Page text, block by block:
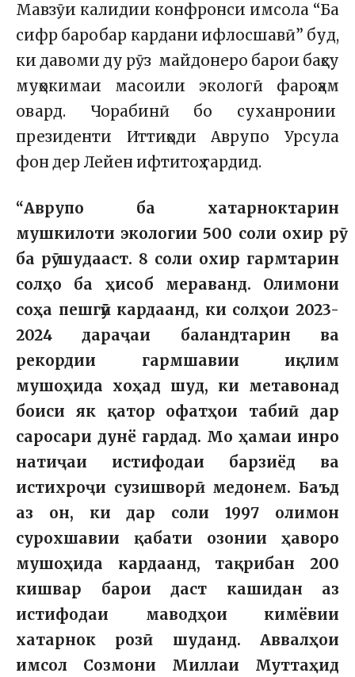
Мавзӯи калидии конфронси имсола “Ба
сифр баробар кардани ифлосшавӣ” буд,
ки давоми ду рӯз майдонеро барои баҳсу
муҳокимаи масоили экологӣ фароҳам
овард. Чорабинӣ бо суханронии
президенти Иттиҳоди Аврупо Урсула
фон дер Лейен ифтитоҳ гардид.
“Аврупо ба хатарноктарин
мушкилоти экологии 500 соли охир рӯ
ба рӯ шудааст. 8 соли охир гармтарин
солҳо ба ҳисоб мераванд. Олимони
соҳа пешгӯӣ кардаанд, ки солҳои 2023-
2024 дараҷаи баландтарин ва
рекордии гармшавии иқлим
мушоҳида хоҳад шуд, ки метавонад
боиси як қатор офатҳои табиӣ дар
саросари дунё гардад. Мо ҳамаи инро
натиҷаи истифодаи барзиёд ва
истихроҷи сузишворӣ медонем. Баъд
аз он, ки дар соли 1997 олимон
сурохшавии қабати озонии ҳаворо
мушоҳида кардаанд, тақрибан 200
кишвар барои даст кашидан аз
истифодаи маводҳои кимёвии
хатарнок розӣ шуданд. Аввалҳои
имсол Созмони Миллаи Муттаҳид